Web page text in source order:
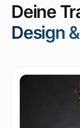
Deine
Design